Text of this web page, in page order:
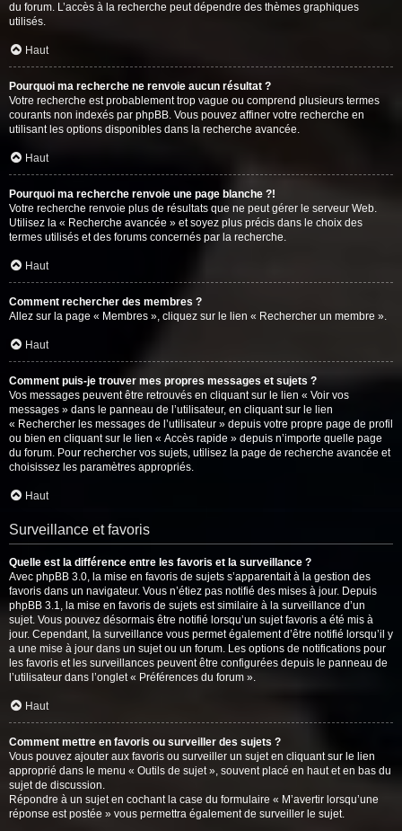
du forum. L’accès à la recherche peut dépendre des thèmes graphiques
utilisés.
Haut
Pourquoi ma recherche ne renvoie aucun résultat ?
Votre recherche est probablement trop vague ou comprend plusieurs termes
courants non indexés par phpBB. Vous pouvez affiner votre recherche en
utilisant les options disponibles dans la recherche avancée.
Haut
Pourquoi ma recherche renvoie une page blanche ?!
Votre recherche renvoie plus de résultats que ne peut gérer le serveur Web.
Utilisez la « Recherche avancée » et soyez plus précis dans le choix des
termes utilisés et des forums concernés par la recherche.
Haut
Comment rechercher des membres ?
Allez sur la page « Membres », cliquez sur le lien « Rechercher un membre ».
Haut
Comment puis-je trouver mes propres messages et sujets ?
Vos messages peuvent être retrouvés en cliquant sur le lien « Voir vos
messages » dans le panneau de l’utilisateur, en cliquant sur le lien
« Rechercher les messages de l’utilisateur » depuis votre propre page de profil
ou bien en cliquant sur le lien « Accès rapide » depuis n’importe quelle page
du forum. Pour rechercher vos sujets, utilisez la page de recherche avancée et
choisissez les paramètres appropriés.
Haut
Surveillance et favoris
Quelle est la différence entre les favoris et la surveillance ?
Avec phpBB 3.0, la mise en favoris de sujets s’apparentait à la gestion des
favoris dans un navigateur. Vous n’étiez pas notifié des mises à jour. Depuis
phpBB 3.1, la mise en favoris de sujets est similaire à la surveillance d’un
sujet. Vous pouvez désormais être notifié lorsqu’un sujet favoris a été mis à
jour. Cependant, la surveillance vous permet également d’être notifié lorsqu’il y
a une mise à jour dans un sujet ou un forum. Les options de notifications pour
les favoris et les surveillances peuvent être configurées depuis le panneau de
l’utilisateur dans l’onglet « Préférences du forum ».
Haut
Comment mettre en favoris ou surveiller des sujets ?
Vous pouvez ajouter aux favoris ou surveiller un sujet en cliquant sur le lien
approprié dans le menu « Outils de sujet », souvent placé en haut et en bas du
sujet de discussion.
Répondre à un sujet en cochant la case du formulaire « M’avertir lorsqu’une
réponse est postée » vous permettra également de surveiller le sujet.